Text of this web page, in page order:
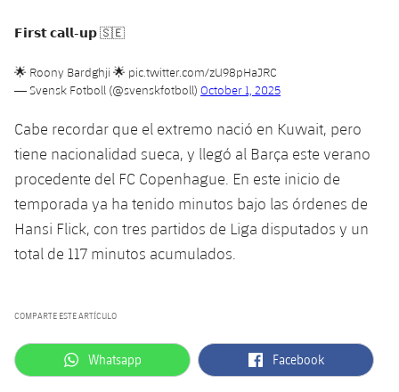
SUB8 B
Palmarés
Infantil B
Entradas
Resultados
Jugadors
Fotos
Palmarés
Calendario
Resultados
Jugadores
Actualidad
Juvenil
Cadete
Infantil
Alevín
Campus Verano
PLUSICON
MÁS
Primer equipo
plusicon
más
Actualidad
Calendario
Resultados
Clasificaciones
Barça Atlètic
plusicon
más
Actualidad
Resultados
Jugadores
Base
plusicon
más
Barça C
Junior
PLUSICON
MÁS
Información general
plusicon
más
𝗙𝗶𝗿𝘀𝘁 𝗰𝗮𝗹𝗹-𝘂𝗽 🇸🇪
🌟 Roony Bardghji 🌟 pic.twitter.com/zU98pHaJRC
— Svensk Fotboll (@svenskfotboll) October 1, 2025
Cabe recordar que el extremo nació en Kuwait, pero
tiene nacionalidad sueca, y llegó al Barça este verano
procedente del FC Copenhague. En este inicio de
temporada ya ha tenido minutos bajo las órdenes de
Hansi Flick, con tres partidos de Liga disputados y un
total de 117 minutos acumulados.
COMPARTE ESTE ARTÍCULO
label.aria.whatsapp
Whatsapp label.aria.facebook
Facebook